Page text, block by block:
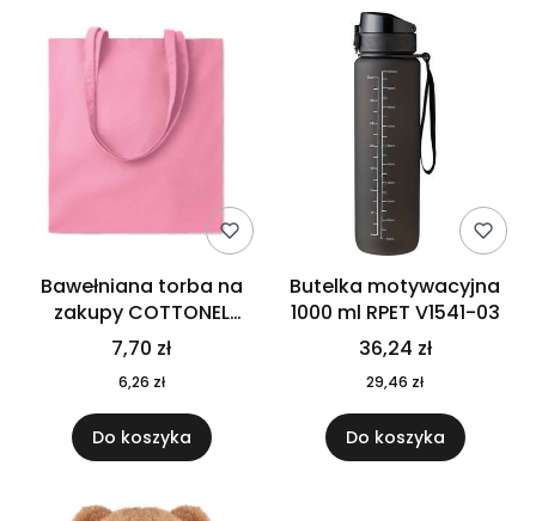
Bawełniana torba na
zakupy COTTONEL
COLOUR++ MO9846-11
7,70 zł
6,26 zł
Do koszyka
Butelka motywacyjna
1000 ml RPET V1541-03
36,24 zł
29,46 zł
Do koszyka